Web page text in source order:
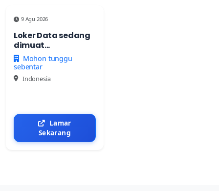
9 Agu 2026
Loker Data sedang
dimuat...
Mohon tunggu
sebentar
Indonesia
Lamar
Sekarang